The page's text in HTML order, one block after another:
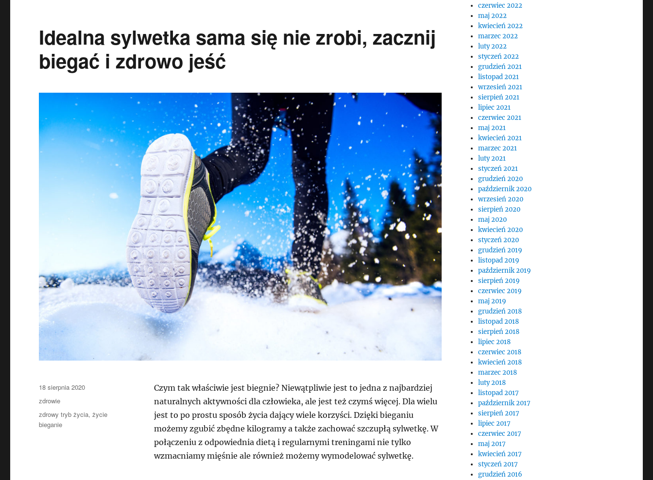
Idealna sylwetka sama się nie zrobi, zacznij
biegać i zdrowo jeść
Czym tak właściwie jest biegnie? Niewątpliwie jest to jedna z najbardziej
naturalnych aktywności dla człowieka, ale jest też czymś więcej. Dla wielu
jest to po prostu sposób życia dający wiele korzyści. Dzięki bieganiu
możemy zgubić zbędne kilogramy a także zachować szczupłą sylwetkę. W
połączeniu z odpowiednia dietą i regularnymi treningami nie tylko
wzmacniamy mięśnie ale również możemy wymodelować sylwetkę.
Data
publikacji
18 sierpnia 2020
Kategorie
zdrowie
Tagi
zdrowy tryb życia,życie
bieganie
czerwiec 2022
maj 2022
kwiecień 2022
marzec 2022
luty 2022
styczeń 2022
grudzień 2021
listopad 2021
wrzesień 2021
sierpień 2021
lipiec 2021
czerwiec 2021
maj 2021
kwiecień 2021
marzec 2021
luty 2021
styczeń 2021
grudzień 2020
październik 2020
wrzesień 2020
sierpień 2020
maj 2020
kwiecień 2020
styczeń 2020
grudzień 2019
listopad 2019
październik 2019
sierpień 2019
czerwiec 2019
maj 2019
grudzień 2018
listopad 2018
sierpień 2018
lipiec 2018
czerwiec 2018
kwiecień 2018
marzec 2018
luty 2018
listopad 2017
październik 2017
sierpień 2017
lipiec 2017
czerwiec 2017
maj 2017
kwiecień 2017
styczeń 2017
grudzień 2016